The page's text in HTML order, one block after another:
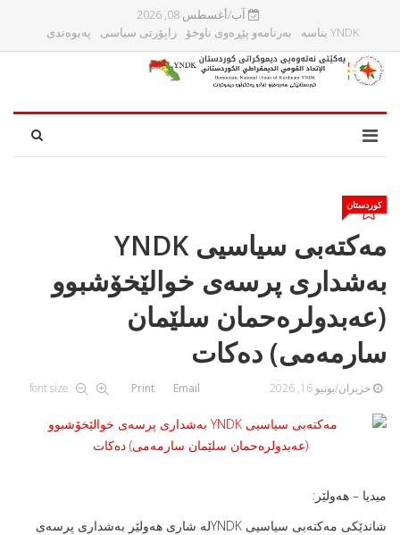
آب/أغسطس 08, 2026
YNDK بناسه‌
بەرنامەو پێڕەوی ناوخۆ راپۆرتی سیاسی پەیوەندی
کوردستان
مه‌كته‌بی سیاسیی YNDK
به‌شداری پرسه‌ی خوالێخۆشبوو
(عه‌بدولره‌حمان سلێمان
سارمەمی) ده‌كات
حزيران/يونيو 16, 2026 font size Print Email
میدیا – هه‌ولێر:
شاندێكی مه‌كته‌بی سیاسیی YNDKله‌ شاری هه‌ولێر به‌شداری پرسه‌ی